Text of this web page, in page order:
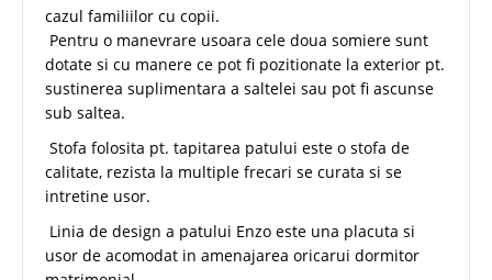
cazul familiilor cu copii.
Pentru o manevrare usoara cele doua somiere sunt
dotate si cu manere ce pot fi pozitionate la exterior pt.
sustinerea suplimentara a saltelei sau pot fi ascunse
sub saltea.
Stofa folosita pt. tapitarea patului este o stofa de
calitate, rezista la multiple frecari se curata si se
intretine usor.
Linia de design a patului Enzo este una placuta si
usor de acomodat in amenajarea oricarui dormitor